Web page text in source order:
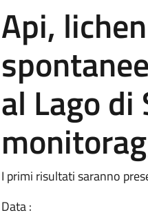
Api,
al Lago
I primi risultati saranno
Data :